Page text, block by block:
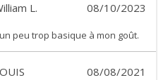
08/10/2023
L.
peu trop basique à mon goût.
08/08/2021